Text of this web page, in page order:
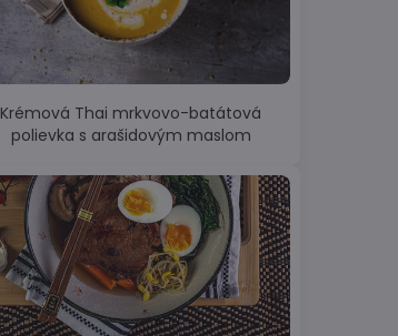
Krémová Thai mrkvovo-batátová
polievka s arašidovým maslom